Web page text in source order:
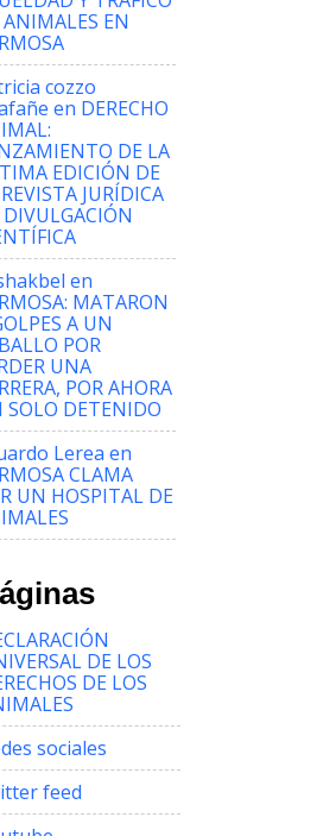
ANIMALES EN
cozzo
en DERECHO
DE LA
EDICIÓN DE
JURÍDICA
DIVULGACIÓN
en
MATARON
A UN
POR
UNA
POR AHORA
SOLO DETENIDO
Lerea en
CLAMA
UN HOSPITAL DE
DE LOS
DE LOS
sociales
feed